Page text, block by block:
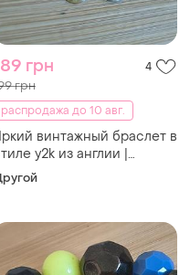
грн 4
грн
распродажа до 10 авг.
винтажный браслет в
y2k из англии |
пластиковый
и шармы